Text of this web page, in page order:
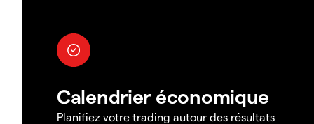
Calendrier économique
Planifiez votre trading autour des résultats